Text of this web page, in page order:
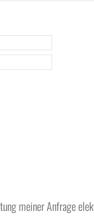
meiner Anfrage